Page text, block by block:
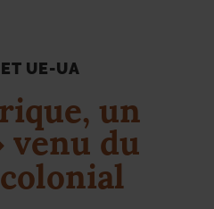
UE-UA
un
venu du